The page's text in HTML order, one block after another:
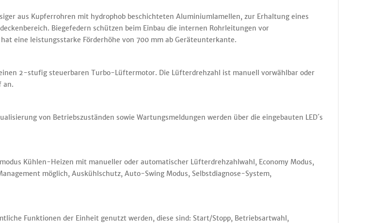
aus Kupferrohren mit hydrophob beschichteten Aluminiumlamellen, zur Erhaltung eines
Biegefedern schützen beim Einbau die internen Rohrleitungen vor
eine leistungsstarke Förderhöhe von 700 mm ab Geräteunterkante.
2-stufig steuerbaren Turbo-Lüftermotor. Die Lüfterdrehzahl ist manuell vorwählbar oder
an.
von Betriebszuständen sowie Wartungsmeldungen werden über die eingebauten LED´s
Kühlen-Heizen mit manueller oder automatischer Lüfterdrehzahlwahl, Economy Modus,
möglich, Auskühlschutz, Auto-Swing Modus, Selbstdiagnose-System,
Funktionen der Einheit genutzt werden, diese sind: Start/Stopp, Betriebsartwahl,